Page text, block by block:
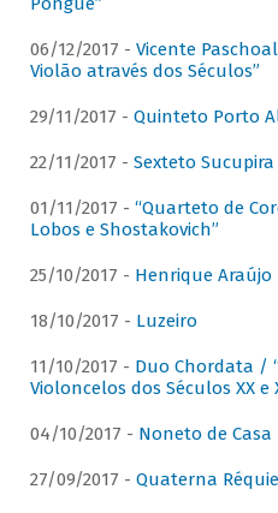
06/12/2017 - Vicente
Violão através dos Séculos”
29/11/2017 - Quinteto Porto
22/11/2017 - Sexteto
01/11/2017 - “Quarteto de
Lobos e Shostakovich”
25/10/2017 - Henrique Araújo
18/10/2017 - Luzeiro
11/10/2017 - Duo Chordata /
Violoncelos dos Séculos XX e
04/10/2017 - Noneto de Casa
27/09/2017 - Quaterna